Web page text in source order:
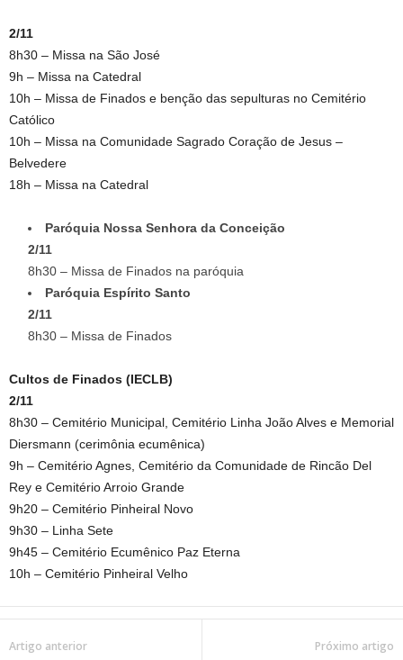
2/11
8h30 – Missa na São José
9h – Missa na Catedral
10h – Missa de Finados e benção das sepulturas no Cemitério
Católico
10h – Missa na Comunidade Sagrado Coração de Jesus –
Belvedere
18h – Missa na Catedral
Paróquia Nossa Senhora da Conceição
2/11
8h30 – Missa de Finados na paróquia
Paróquia Espírito Santo
2/11
8h30 – Missa de Finados
Cultos de Finados (IECLB)
2/11
8h30 – Cemitério Municipal, Cemitério Linha João Alves e Memorial
Diersmann (cerimônia ecumênica)
9h – Cemitério Agnes, Cemitério da Comunidade de Rincão Del
Rey e Cemitério Arroio Grande
9h20 – Cemitério Pinheiral Novo
9h30 – Linha Sete
9h45 – Cemitério Ecumênico Paz Eterna
10h – Cemitério Pinheiral Velho
Artigo anterior Próximo artigo